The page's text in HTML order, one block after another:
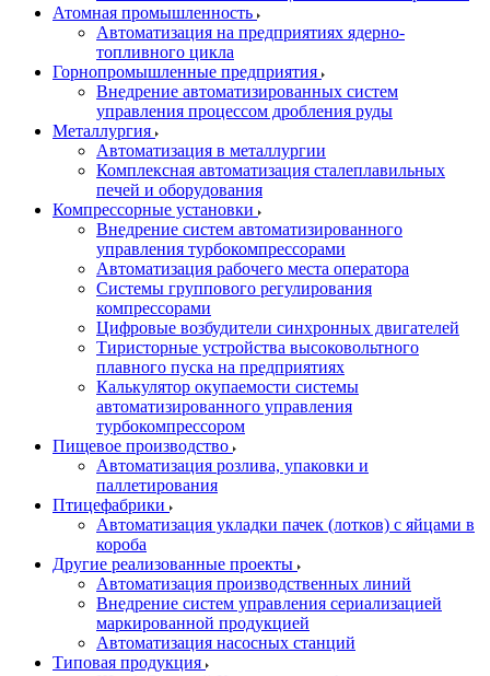
Атомная промышленность
Автоматизация на предприятиях ядерно-
топливного цикла
Горнопромышленные предприятия
Внедрение автоматизированных систем
управления процессом дробления руды
Металлургия
Автоматизация в металлургии
Комплексная автоматизация сталеплавильных
печей и оборудования
Компрессорные установки
Внедрение систем автоматизированного
управления турбокомпрессорами
Автоматизация рабочего места оператора
Системы группового регулирования
компрессорами
Цифровые возбудители синхронных двигателей
Тиристорные устройства высоковольтного
плавного пуска на предприятиях
Калькулятор окупаемости системы
автоматизированного управления
турбокомпрессором
Пищевое производство
Автоматизация розлива, упаковки и
паллетирования
Птицефабрики
Автоматизация укладки пачек (лотков) с яйцами в
короба
Другие реализованные проекты
Автоматизация производственных линий
Внедрение систем управления сериализацией
маркированной продукцией
Автоматизация насосных станций
Типовая продукция